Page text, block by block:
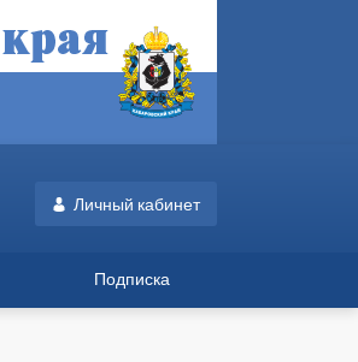
Личный кабинет
Подписка